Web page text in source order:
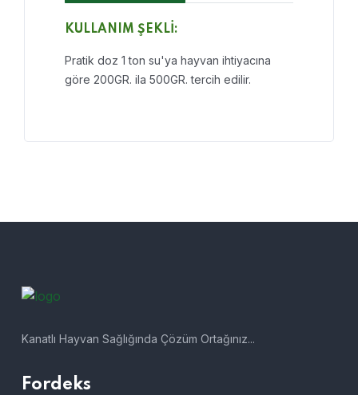
KULLANIM ŞEKLİ:
Pratik doz 1 ton su'ya hayvan ihtiyacına
göre 200GR. ila 500GR. tercih edilir.
Kanatlı Hayvan Sağlığında Çözüm Ortağınız...
Fordeks